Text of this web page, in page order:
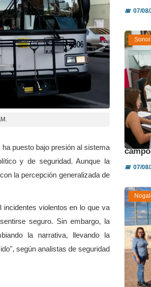
puesto bajo presión al sistema
y de seguridad. Aunque la
la percepción generalizada de
violentos en lo que va
seguro. Sin embargo, la
la narrativa, llevando la
según analistas de seguridad
📅07/08/
📅07/08/